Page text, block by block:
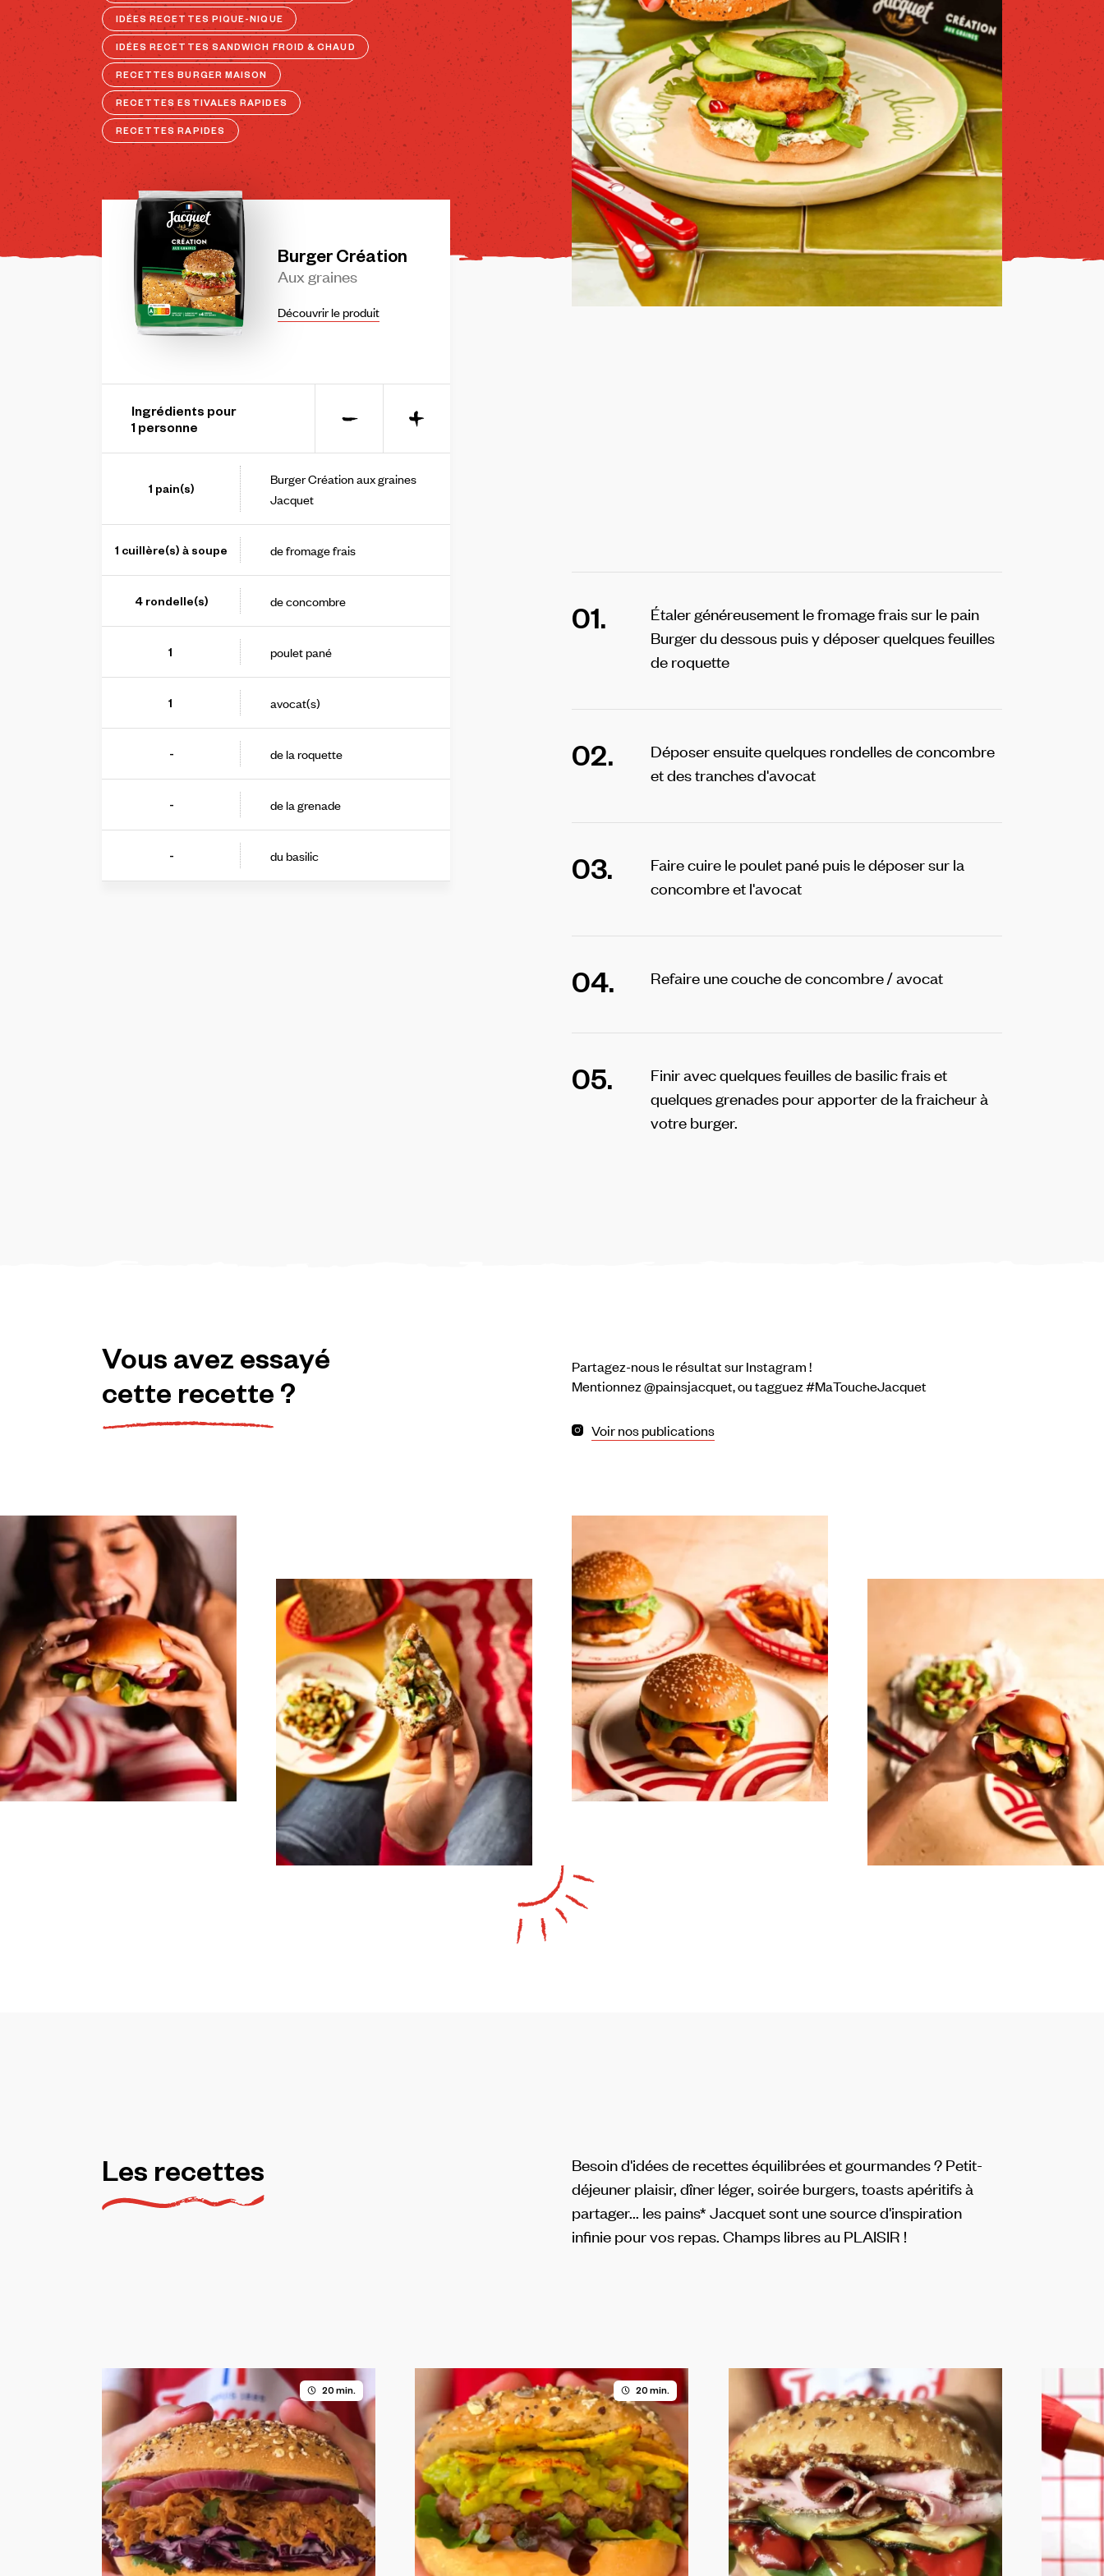
IDÉES RECETTES PIQUE-NIQUE
IDÉES RECETTES SANDWICH FROID & CHAUD
RECETTES BURGER MAISON
RECETTES ESTIVALES RAPIDES
RECETTES RAPIDES
Burger Création
Aux graines
Découvrir le produit
Ingrédients pour
1personne - +
1 pain(s)
Burger Création aux graines
Jacquet
1 cuillère(s) à soupe de fromage frais
4rondelle(s) de concombre
1 poulet pané
1 avocat(s)
- de la roquette
- de la grenade
- du basilic
01.
Étaler généreusement le fromage frais sur le pain
Burger du dessous puis y déposer quelques feuilles
de roquette
02.
Déposer ensuite quelques rondelles de concombre
et des tranches d'avocat
03.
Faire cuire le poulet pané puis le déposer sur la
concombre et l'avocat
04. Refaire une couche de concombre / avocat
05.
Finir avec quelques feuilles de basilic frais et
quelques grenades pour apporter de la fraicheur à
votre burger.
Vous avez essayé
cette recette ?
Partagez-nous le résultat sur Instagram !
Mentionnez @painsjacquet, ou tagguez #MaToucheJacquet
Voir nos publications
Les recettes
Besoin d'idées de recettes équilibrées et gourmandes ? Petit-
déjeuner plaisir, dîner léger, soirée burgers, toasts apéritifs à
partager... les pains* Jacquet sont une source d'inspiration
infinie pour vos repas. Champs libres au PLAISIR !
20 min. 20 min.